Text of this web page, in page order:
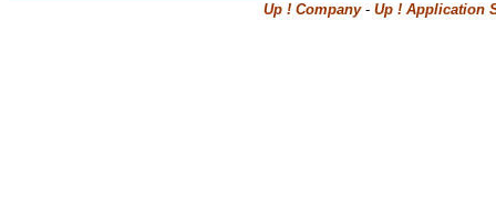
Up ! Company- Up ! Application